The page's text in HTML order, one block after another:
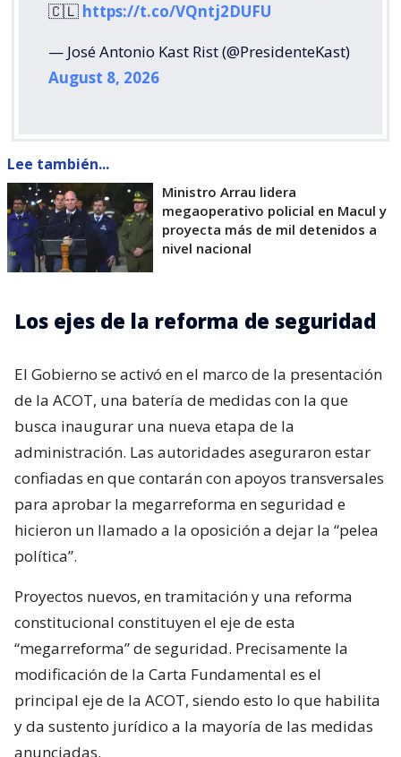
🇨🇱 https://t.co/VQntj2DUFU
— José Antonio Kast Rist (@PresidenteKast)
August 8, 2026
Lee también...
Ministro Arrau lidera
megaoperativo policial en Macul y
proyecta más de mil detenidos a
nivel nacional
Los ejes de la reforma de seguridad
El Gobierno se activó en el marco de la presentación
de la ACOT, una batería de medidas con la que
busca inaugurar una nueva etapa de la
administración. Las autoridades aseguraron estar
confiadas en que contarán con apoyos transversales
para aprobar la megarreforma en seguridad e
hicieron un llamado a la oposición a dejar la “pelea
política”.
Proyectos nuevos, en tramitación y una reforma
constitucional constituyen el eje de esta
“megarreforma” de seguridad. Precisamente la
modificación de la Carta Fundamental es el
principal eje de la ACOT, siendo esto lo que habilita
y da sustento jurídico a la mayoría de las medidas
anunciadas.